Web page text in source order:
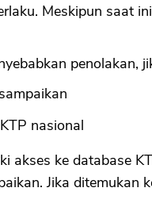
Meskipun saat
penolakan,
nasional
akses ke database
Jika ditemukan